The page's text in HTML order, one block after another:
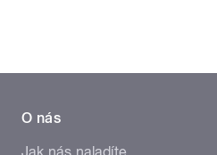
O nás